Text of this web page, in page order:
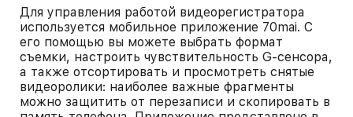
Для управления работой видеорегистратора
используется мобильное приложение 70mai. С
его помощью вы можете выбрать формат
съемки, настроить чувствительность G-сенсора,
а также отсортировать и просмотреть снятые
видеоролики: наиболее важные фрагменты
можно защитить от перезаписи и скопировать в